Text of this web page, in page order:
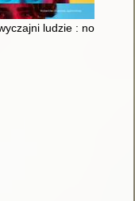
diagnostyki po
ludzie : nowe